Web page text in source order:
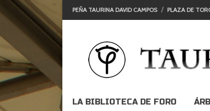
PEÑA TAURINA DAVID CAMPOS PLAZA DE
LA BIBLIOTECA DE FORO